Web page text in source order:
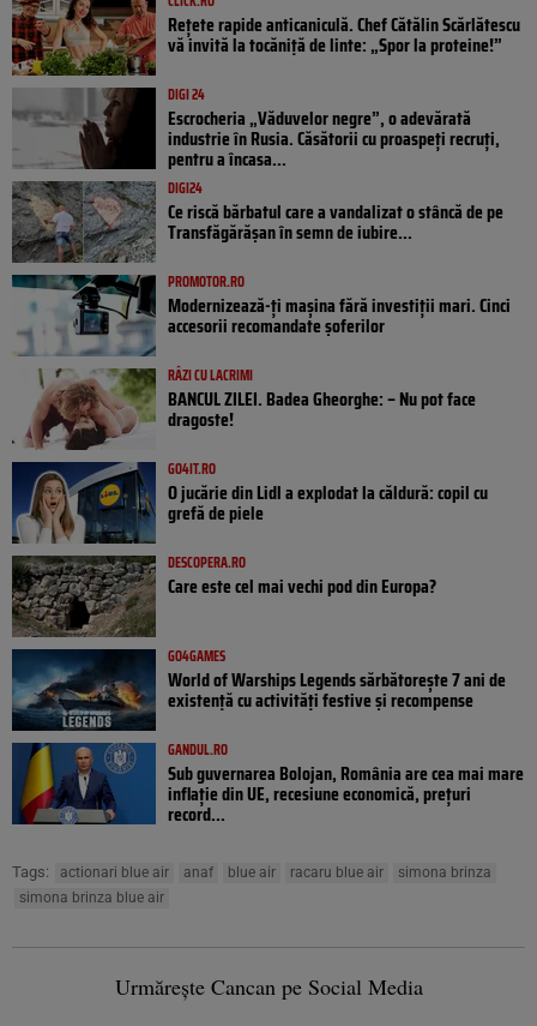
Rețete rapide anticaniculă. Chef Cătălin Scărlătescu
vă invită la tocăniță de linte: „Spor la proteine!”
DIGI 24
Escrocheria „Văduvelor negre”, o adevărată
industrie în Rusia. Căsătorii cu proaspeți recruți,
pentru a încasa...
DIGI24
Ce riscă bărbatul care a vandalizat o stâncă de pe
Transfăgărășan în semn de iubire...
PROMOTOR.RO
Modernizează-ți mașina fără investiții mari. Cinci
accesorii recomandate șoferilor
RÂZI CU LACRIMI
BANCUL ZILEI. Badea Gheorghe: – Nu pot face
dragoste!
GO4IT.RO
O jucărie din Lidl a explodat la căldură: copil cu
grefă de piele
DESCOPERA.RO
Care este cel mai vechi pod din Europa?
GO4GAMES
World of Warships Legends sărbătorește 7 ani de
existență cu activități festive și recompense
GANDUL.RO
Sub guvernarea Bolojan, România are cea mai mare
inflație din UE, recesiune economică, prețuri
record...
Tags: actionari blue air anaf blue air racaru blue air
simona brinza
simona brinza blue air
Urmărește Cancan pe Social Media